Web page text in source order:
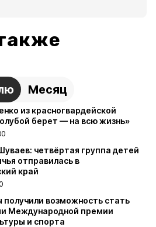
Месяц
из красногвардейской
берет — на всю жизнь»
четвёртая группа детей
отправилась в
край
получили возможность стать
Международной премии
и спорта